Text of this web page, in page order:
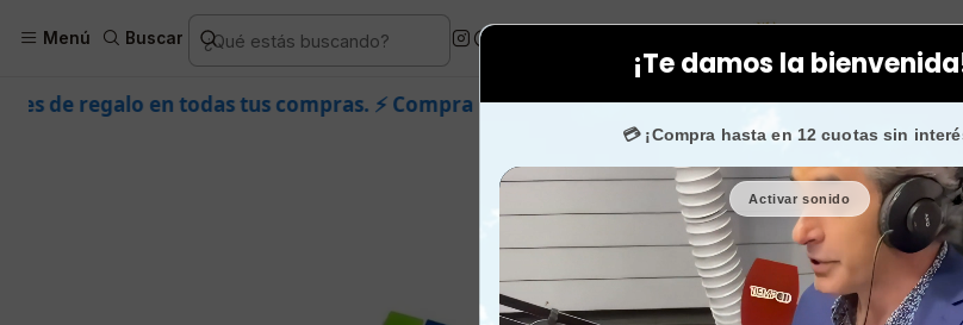
¡Te damos la
💳 ¡Compra hasta en 12 cuotas sin
Activar sonido
Menú Buscar
Productos específicos Hombres Bandas elásticas circulares para
tus compras. ⚡ Compra rápido y aprovecha. 💙 +50.000 fans enInstagramconfían en nosotros.